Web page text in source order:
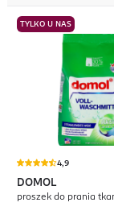
TYLKO U NAS
4,9
DOMOL
proszek do prania